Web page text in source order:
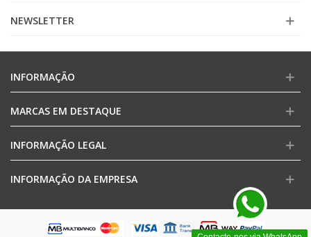
NEWSLETTER
INFORMAÇÃO
MARCAS EM DESTAQUE
INFORMAÇÃO LEGAL
INFORMAÇÃO DA EMPRESA